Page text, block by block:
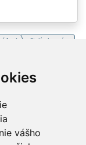
vášho
kraj Stolárske práce